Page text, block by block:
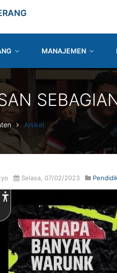
MANAJEMEN
Artikel
Selasa, 07/02/2023